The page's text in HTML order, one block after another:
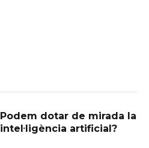
Podem dotar de mirada la
intel·ligència artificial?